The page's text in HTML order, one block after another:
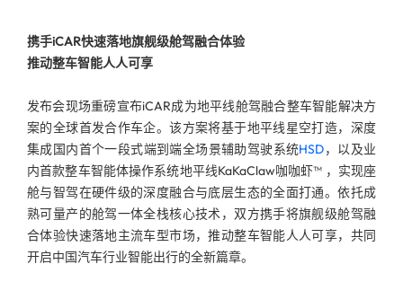
携手iCAR快速落地旗舰级舱驾融合体验
推动整车智能人人可享
发布会现场重磅宣布iCAR成为地平线舱驾融合整车智能解决方
案的全球首发合作车企。该方案将基于地平线星空打造，深度
集成国内首个一段式端到端全场景辅助驾驶系统HSD，以及业
内首款整车智能体操作系统地平线KaKaClaw咖咖虾™ ，实现座
舱与智驾在硬件级的深度融合与底层生态的全面打通。依托成
熟可量产的舱驾一体全栈核心技术，双方携手将旗舰级舱驾融
合体验快速落地主流车型市场，推动整车智能人人可享，共同
开启中国汽车行业智能出行的全新篇章。